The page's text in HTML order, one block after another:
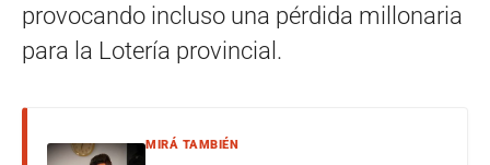
provocando incluso una pérdida millonaria
para la Lotería provincial.
MIRÁ TAMBIÉN